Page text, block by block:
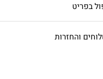
בפריט
והחזרות